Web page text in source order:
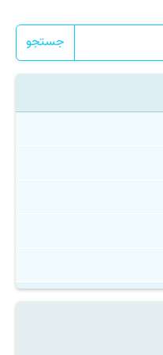
جستجو